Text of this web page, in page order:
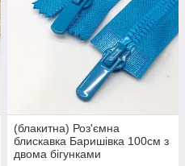
(блакитна) Роз'ємна
блискавка Баришівка 100см з
двома бігунками